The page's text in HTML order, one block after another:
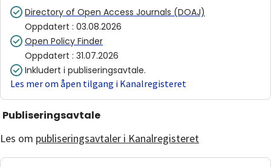
Directory of Open Access Journals (DOAJ)
Oppdatert : 03.08.2026
Open Policy Finder
Oppdatert : 31.07.2026
Inkludert i publiseringsavtale.
Les mer om åpen tilgang i Kanalregisteret
Publiseringsavtale
Les om publiseringsavtaler i Kanalregisteret